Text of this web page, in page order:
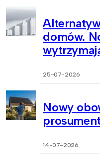
domów.
25-07-2026
Nowy
14-07-2026